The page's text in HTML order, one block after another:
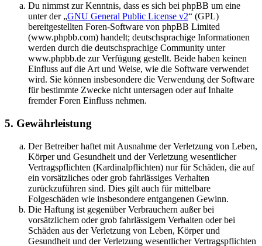
Du nimmst zur Kenntnis, dass es sich bei phpBB um eine
unter der „GNU General Public License v2“ (GPL)
bereitgestellten Foren-Software von phpBB Limited
(www.phpbb.com) handelt; deutschsprachige Informationen
werden durch die deutschsprachige Community unter
www.phpbb.de zur Verfügung gestellt. Beide haben keinen
Einfluss auf die Art und Weise, wie die Software verwendet
wird. Sie können insbesondere die Verwendung der Software
für bestimmte Zwecke nicht untersagen oder auf Inhalte
fremder Foren Einfluss nehmen.
5. Gewährleistung
Der Betreiber haftet mit Ausnahme der Verletzung von Leben,
Körper und Gesundheit und der Verletzung wesentlicher
Vertragspflichten (Kardinalpflichten) nur für Schäden, die auf
ein vorsätzliches oder grob fahrlässiges Verhalten
zurückzuführen sind. Dies gilt auch für mittelbare
Folgeschäden wie insbesondere entgangenen Gewinn.
Die Haftung ist gegenüber Verbrauchern außer bei
vorsätzlichem oder grob fahrlässigem Verhalten oder bei
Schäden aus der Verletzung von Leben, Körper und
Gesundheit und der Verletzung wesentlicher Vertragspflichten